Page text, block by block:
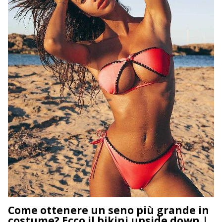
Come ottenere un seno più grande in